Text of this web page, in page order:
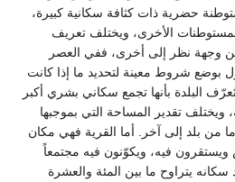
حضرية ذات كثافة سكانية كبيرة،
الأخرى، ويختلف تعريف
وجهة نظر إلى أخرى، ففي العصر
بوضع شروط معينة لتحديد ما إذا كانت
البلدة بأنها تجمع سكاني بشري أكبر
ويختلف تقدير المساحة التي بموجبها
من بلد إلى آخر. أما القرية فهي مكان
فيه، ويكوّنون فيه مجتمعاً
يتراوح ما بين المئة والعشرة